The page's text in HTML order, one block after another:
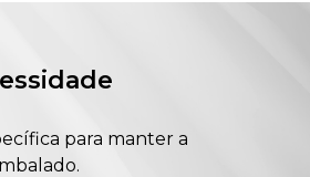
para manter a